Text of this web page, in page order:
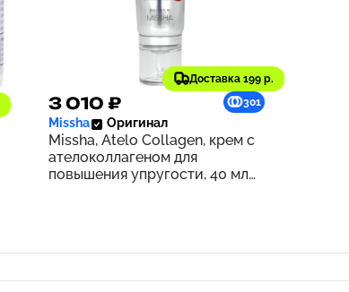
Доставка 199 р.
3 010 ₽ 301
Missha Оригинал
Missha, Atelo Collagen, крем с
ателоколлагеном для
повышения упругости, 40 мл